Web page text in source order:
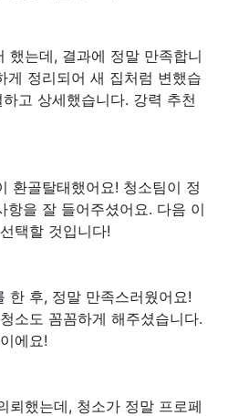
했는데, 결과에 정말 만족합니
게 정리되어 새 집처럼 변했습
고 상세했습니다. 강력 추천
환골탈태했어요! 청소팀이 정
항을 잘 들어주셨어요. 다음 이
택할 것입니다!
한 후, 정말 만족스러웠어요!
소도 꼼꼼하게 해주셨습니다.
에요!
뢰했는데, 청소가 정말 프로페